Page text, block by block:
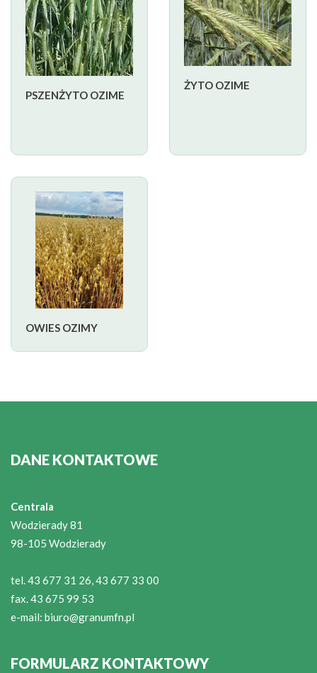
PSZENŻYTO OZIME
ŻYTO OZIME
OWIES OZIMY
DANE KONTAKTOWE
Centrala
Wodzierady 81
98-105 Wodzierady
tel. 43 677 31 26, 43 677 33 00
fax. 43 675 99 53
e-mail: biuro@granumfn.pl
FORMULARZ KONTAKTOWY